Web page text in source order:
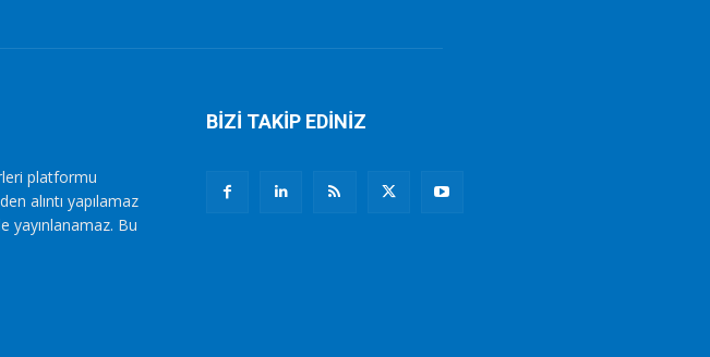
platformu
alıntı yapılamaz
yayınlanamaz. Bu
BİZİ TAKİP EDİNİZ